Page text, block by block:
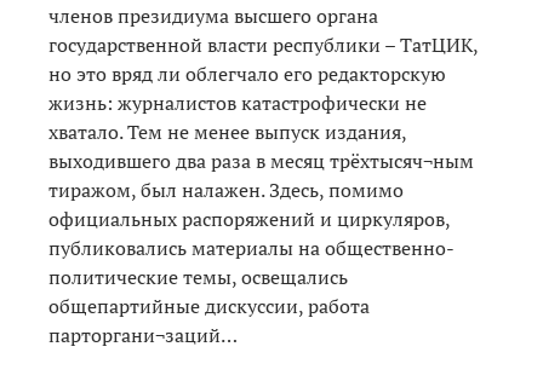
членов президиума высшего органа
государственной власти республики – ТатЦИК,
но это вряд ли облегчало его редакторскую
жизнь: журналистов катастрофически не
хватало. Тем не менее выпуск издания,
выходившего два раза в месяц трёхтысяч¬ным
тиражом, был налажен. Здесь, помимо
официальных распоряжений и циркуляров,
публиковались материалы на общественно-
политические темы, освещались
общепартийные дискуссии, работа
парторгани¬заций…